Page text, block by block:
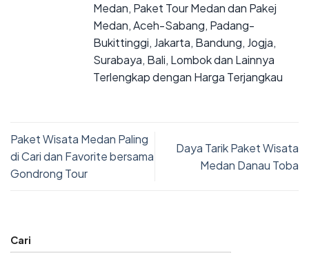
Medan, Paket Tour Medan dan Pakej
Medan, Aceh-Sabang, Padang-
Bukittinggi, Jakarta, Bandung, Jogja,
Surabaya, Bali, Lombok dan Lainnya
Terlengkap dengan Harga Terjangkau
Paket Wisata Medan Paling
di Cari dan Favorite bersama
Gondrong Tour
Daya Tarik Paket Wisata
Medan Danau Toba
Cari